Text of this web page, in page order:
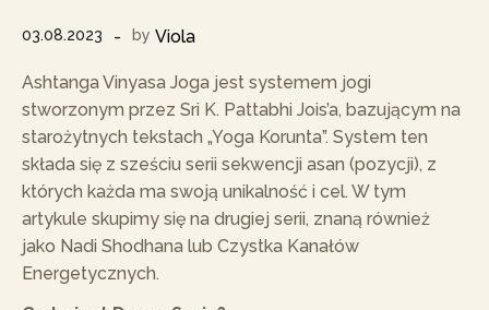
03.08.2023 by Viola
Ashtanga Vinyasa Joga jest systemem jogi
stworzonym przez Sri K. Pattabhi Jois’a, bazującym na
starożytnych tekstach „Yoga Korunta”. System ten
składa się z sześciu serii sekwencji asan (pozycji), z
których każda ma swoją unikalność i cel. W tym
artykule skupimy się na drugiej serii, znaną również
jako Nadi Shodhana lub Czystka Kanałów
Energetycznych.